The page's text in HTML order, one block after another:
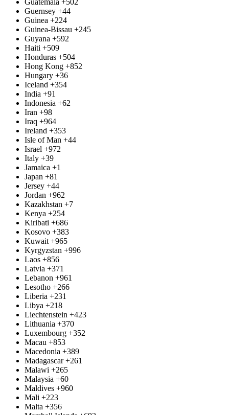
Guatemala +502
Guernsey +44
Guinea +224
Guinea-Bissau +245
Guyana +592
Haiti +509
Honduras +504
Hong Kong +852
Hungary +36
Iceland +354
India +91
Indonesia +62
Iran +98
Iraq +964
Ireland +353
Isle of Man +44
Israel +972
Italy +39
Jamaica +1
Japan +81
Jersey +44
Jordan +962
Kazakhstan +7
Kenya +254
Kiribati +686
Kosovo +383
Kuwait +965
Kyrgyzstan +996
Laos +856
Latvia +371
Lebanon +961
Lesotho +266
Liberia +231
Libya +218
Liechtenstein +423
Lithuania +370
Luxembourg +352
Macau +853
Macedonia +389
Madagascar +261
Malawi +265
Malaysia +60
Maldives +960
Mali +223
Malta +356